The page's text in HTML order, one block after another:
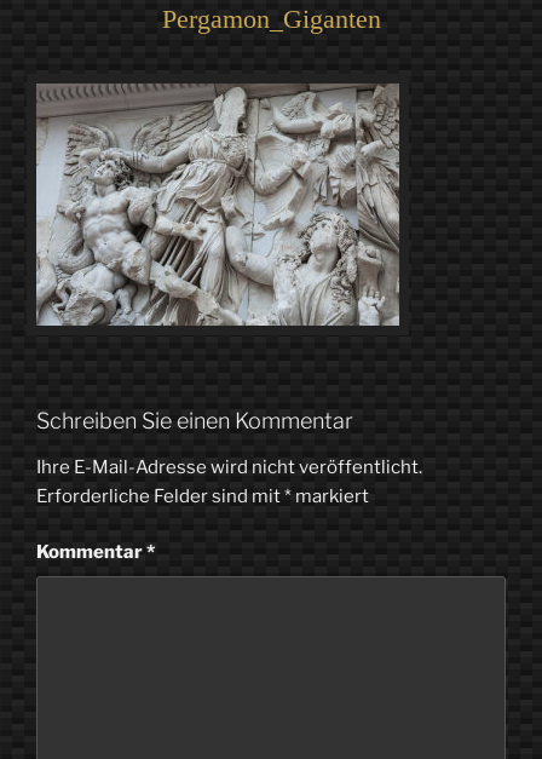
Pergamon_Giganten
Schreiben Sie einen Kommentar
Ihre E-Mail-Adresse wird nicht veröffentlicht.
Erforderliche Felder sind mit* markiert
Kommentar*